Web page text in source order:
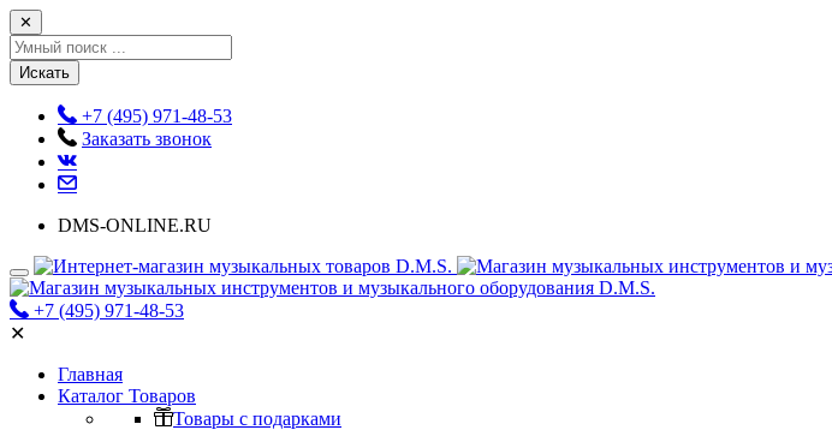
✕
Искать
+7 (495) 971-48-53
Заказать звонок
DMS-ONLINE.RU
+7 (495) 971-48-53
✕
Главная
Каталог Товаров
Товары с подарками